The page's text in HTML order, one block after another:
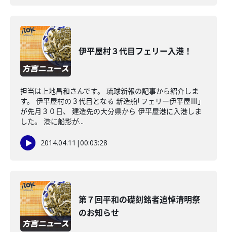
伊平屋村３代目フェリー入港！
担当は上地昌和さんです。 琉球新報の記事から紹介しま
す。 伊平屋村の３代目となる 新造船｢フェリー伊平屋Ⅲ｣
が先月３０日、 建造先の大分県から 伊平屋港に入港しま
した。 港に船影が...
2014.04.11 |00:03:28
第７回平和の礎刻銘者追悼清明祭
のお知らせ